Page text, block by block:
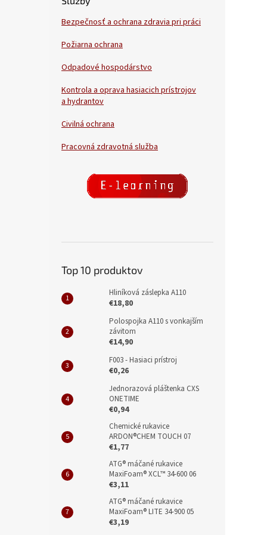
Bezpečnosť a ochrana zdravia pri práci
Požiarna ochrana
Odpadové hospodárstvo
Kontrola a oprava hasiacich prístrojov
a hydrantov
Civilná ochrana
Pracovná zdravotná služba
Top 10 produktov
Hliníková záslepka A110
€18,80
Polospojka A110 s vonkajším
závitom
€14,90
F003 - Hasiaci prístroj
€0,26
Jednorazová pláštenka CXS
ONETIME
€0,94
Chemické rukavice
ARDON®CHEM TOUCH 07
€1,77
ATG® máčané rukavice
MaxiFoam® XCL™ 34-600 06
€3,11
ATG® máčané rukavice
MaxiFoam® LITE 34-900 05
€3,19